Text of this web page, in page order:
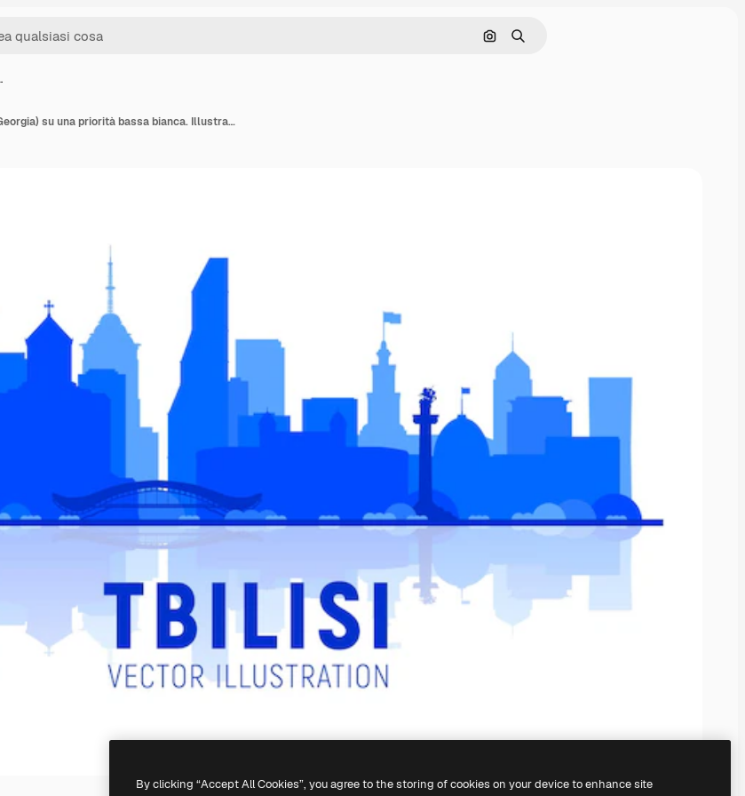
Cerca per immagine
Ricerca
Siluetta dell'orizzonte di Tbilisi (Georgia) su una priorità bassa bianca. Illustrazione vettoriale piatta. Concetto di viaggio d'affari e turismo con edifici moderni. Immagine per banner o sito web.
By clicking “Accept All Cookies”, you agree to the storing of cookies on your device to enhance site